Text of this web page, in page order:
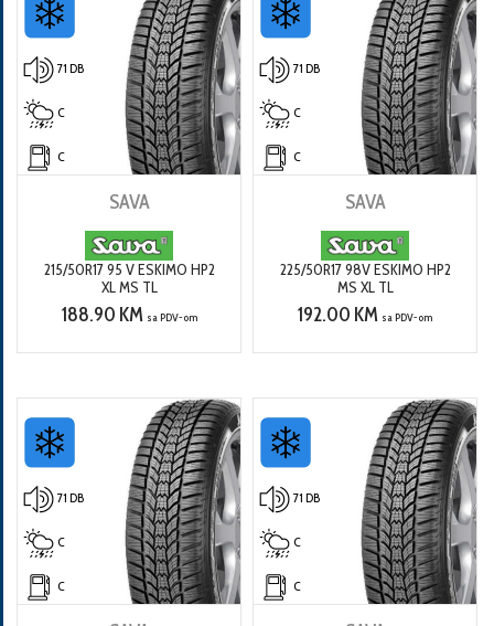
71 DB
C
C
SAVA
215/50R17 95 V ESKIMO HP2
XL MS TL
188.90 KM sa PDV-om
71 DB
C
C
SAVA
225/50R17 98V ESKIMO HP2
MS XL TL
192.00 KM sa PDV-om
71 DB
C
C
71 DB
C
C